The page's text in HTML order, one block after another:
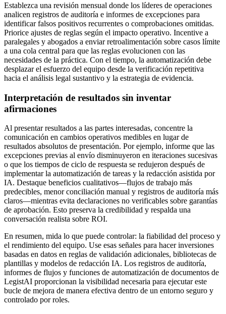
Establezca una revisión mensual donde los líderes de operaciones
analicen registros de auditoría e informes de excepciones para
identificar falsos positivos recurrentes o comprobaciones omitidas.
Priorice ajustes de reglas según el impacto operativo. Incentive a
paralegales y abogados a enviar retroalimentación sobre casos límite
a una cola central para que las reglas evolucionen con las
necesidades de la práctica. Con el tiempo, la automatización debe
desplazar el esfuerzo del equipo desde la verificación repetitiva
hacia el análisis legal sustantivo y la estrategia de evidencia.
Interpretación de resultados sin inventar
afirmaciones
Al presentar resultados a las partes interesadas, concentre la
comunicación en cambios operativos medibles en lugar de
resultados absolutos de presentación. Por ejemplo, informe que las
excepciones previas al envío disminuyeron en iteraciones sucesivas
o que los tiempos de ciclo de respuesta se redujeron después de
implementar la automatización de tareas y la redacción asistida por
IA. Destaque beneficios cualitativos—flujos de trabajo más
predecibles, menor conciliación manual y registros de auditoría más
claros—mientras evita declaraciones no verificables sobre garantías
de aprobación. Esto preserva la credibilidad y respalda una
conversación realista sobre ROI.
En resumen, mida lo que puede controlar: la fiabilidad del proceso y
el rendimiento del equipo. Use esas señales para hacer inversiones
basadas en datos en reglas de validación adicionales, bibliotecas de
plantillas y modelos de redacción IA. Los registros de auditoría,
informes de flujos y funciones de automatización de documentos de
LegistAI proporcionan la visibilidad necesaria para ejecutar este
bucle de mejora de manera efectiva dentro de un entorno seguro y
controlado por roles.